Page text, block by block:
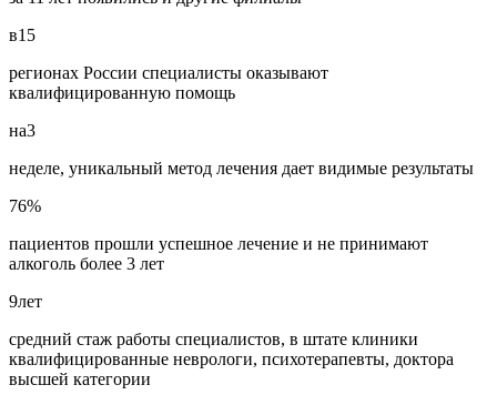
в15
регионах России специалисты оказывают
квалифицированную помощь
на3
неделе, уникальный метод лечения дает видимые результаты
76%
пациентов прошли успешное лечение и не принимают
алкоголь более 3 лет
9лет
средний стаж работы специалистов, в штате клиники
квалифицированные неврологи, психотерапевты, доктора
высшей категории